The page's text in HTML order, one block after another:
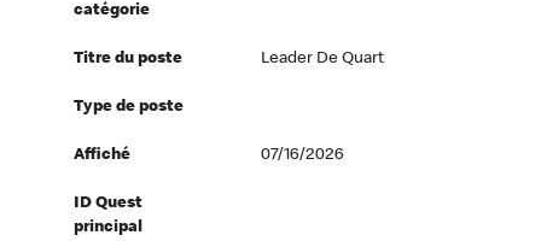
catégorie
Titre du poste Leader De Quart
Type de poste
Affiché 07/16/2026
ID Quest
principal